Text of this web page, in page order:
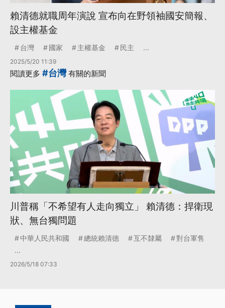
賴清德就職周年演說 宣布向在野領袖國安簡報、
設主權基金
台灣 國家 主權基金 民主 ...
2025/5/20 11:39
閱讀更多 #台灣有關的新聞
川普稱「不希望有人走向獨立」 賴清德：捍衛現
狀、無台獨問題
中華人民共和國 總統賴清德 互不隸屬
對台軍售
...
2026/5/18 07:33